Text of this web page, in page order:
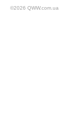
©2026 QWW.com.ua